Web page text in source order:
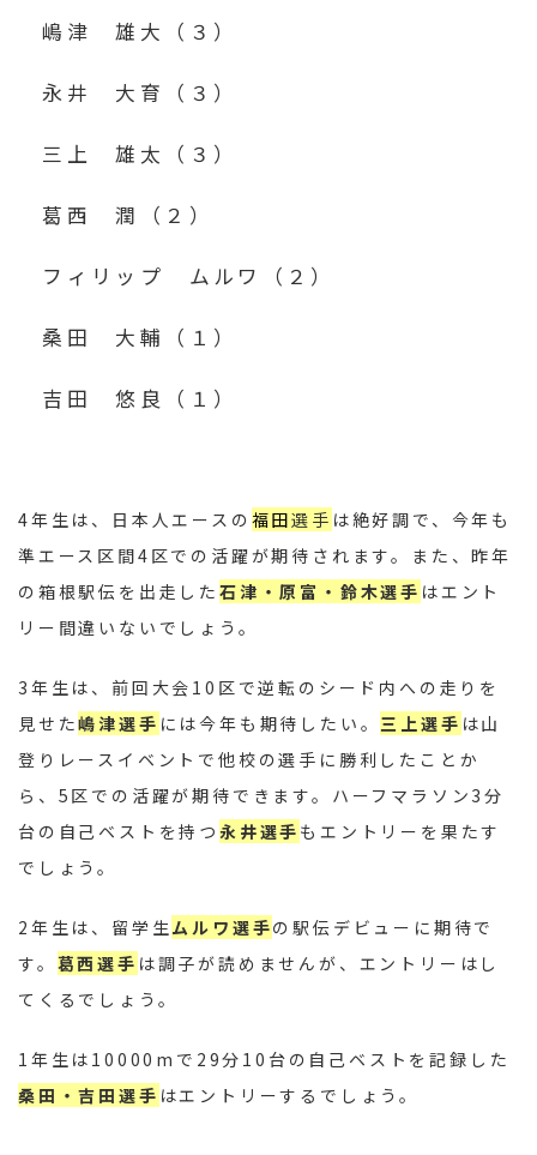
嶋津 雄大（３）
永井 大育（３）
三上 雄太（３）
葛西 潤（２）
フィリップ ムルワ（２）
桑田 大輔（１）
吉田 悠良（１）
4年生は、日本人エースの 福田選手 は絶好調で、今年も
準エース区間4区での活躍が期待されます。また、昨年
の箱根駅伝を出走した 石津・原富・鈴木選手 はエント
リー間違いないでしょう。
3年生は、前回大会10区で逆転のシード内への走りを
見せた嶋津選手 には今年も期待したい。三上選手 は山
登りレースイベントで他校の選手に勝利したことか
ら、5区での活躍が期待できます。ハーフマラソン3分
台の自己ベストを持つ 永井選手 もエントリーを果たす
でしょう。
2年生は、留学生ムルワ選手の駅伝デビューに期待で
す。 葛西選手 は調子が読めませんが、エントリーはし
てくるでしょう。
1年生は10000mで29分10台の自己ベストを記録した
桑田・吉田選手 はエントリーするでしょう。